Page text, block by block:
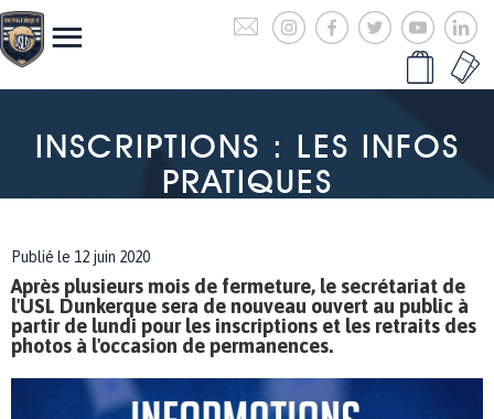
INSCRIPTIONS : LES INFOS
PRATIQUES
Publié le 12 juin 2020
Après plusieurs mois de fermeture, le secrétariat de
l'USL Dunkerque sera de nouveau ouvert au public à
partir de lundi pour les inscriptions et les retraits des
photos à l'occasion de permanences.